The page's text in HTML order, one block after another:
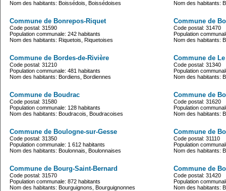
Nom des habitants: Boissédois, Boissédoises Nom des habitants:
Commune de Bonrepos-Riquet
Code postal: 31590
Population communale: 242 habitants
Nom des habitants: Riquetois, Riquetoises
Commune de
Code postal: 31470
Population
Nom des habitants:
Commune de Bordes-de-Rivière
Code postal: 31210
Population communale: 481 habitants
Nom des habitants: Bordiens, Bordiennes
Commune de
Code postal: 31340
Population
Nom des habitants:
Commune de Boudrac
Code postal: 31580
Population communale: 128 habitants
Nom des habitants: Boudracois, Boudracoises
Commune de
Code postal: 31620
Population
Nom des habitants:
Commune de Boulogne-sur-Gesse
Code postal: 31350
Population communale: 1 612 habitants
Nom des habitants: Boulonnais, Boulonnaises
Commune de
Code postal: 31110
Population
Nom des habitants:
Commune de Bourg-Saint-Bernard
Code postal: 31570
Population communale: 872 habitants
Nom des habitants: Bourguignons, Bourguignonnes
Commune de
Code postal: 31420
Population
Nom des habitants: